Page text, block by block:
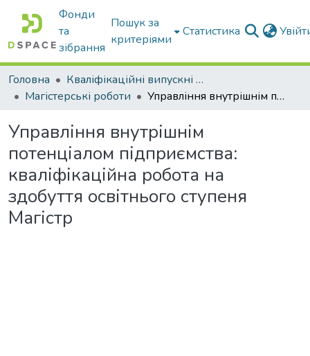
Фонди
та
зібрання
Пошук за
критеріями
Статистика
Головна
Кваліфікаційні випускні роботи бакалаврів і магістрів
Магістерські роботи
Управління внутрішнім потенціалом підприємства: кваліфікаційна робота на здобуття освітнього ступеня Магістр
Управління внутрішнім
потенціалом підприємства:
кваліфікаційна робота на
здобуття освітнього ступеня
Магістр